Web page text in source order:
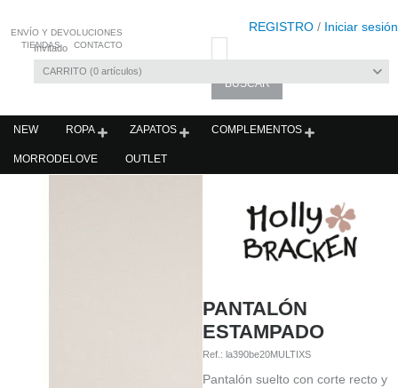
REGISTRO / Iniciar sesión
Invitado
CARRITO 0 artículos
ENVÍO Y DEVOLUCIONES
TIENDAS
CONTACTO
NEW ROPA ZAPATOS COMPLEMENTOS
MORRODELOVE OUTLET
PANTALÓN
ESTAMPADO
Ref.:la390be20MULTIXS
Pantalón suelto con corte recto y